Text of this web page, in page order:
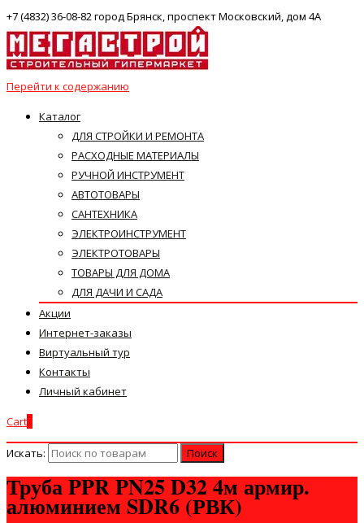
+7 (4832) 36-08-82 город Брянск, проспект Московский, дом 4А
Перейти к содержанию
Каталог
ДЛЯ СТРОЙКИ И РЕМОНТА
РАСХОДНЫЕ МАТЕРИАЛЫ
РУЧНОЙ ИНСТРУМЕНТ
АВТОТОВАРЫ
САНТЕХНИКА
ЭЛЕКТРОИНСТРУМЕНТ
ЭЛЕКТРОТОВАРЫ
ТОВАРЫ ДЛЯ ДОМА
ДЛЯ ДАЧИ И САДА
Акции
Интернет-заказы
Виртуальный тур
Контакты
Личный кабинет
Cart
Искать:
Труба PPR PN25 D32 4м армир.
алюминием SDR6 (РВК)